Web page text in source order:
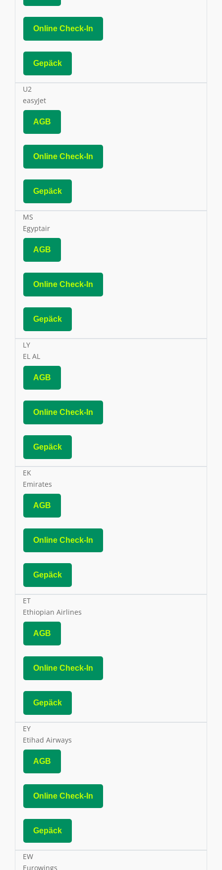
Online Check-In
Gepäck
U2
easyJet
AGB
Online Check-In
Gepäck
MS
Egyptair
AGB
Online Check-In
Gepäck
LY
EL AL
AGB
Online Check-In
Gepäck
EK
Emirates
AGB
Online Check-In
Gepäck
ET
Ethiopian Airlines
AGB
Online Check-In
Gepäck
EY
Etihad Airways
AGB
Online Check-In
Gepäck
EW
Eurowings